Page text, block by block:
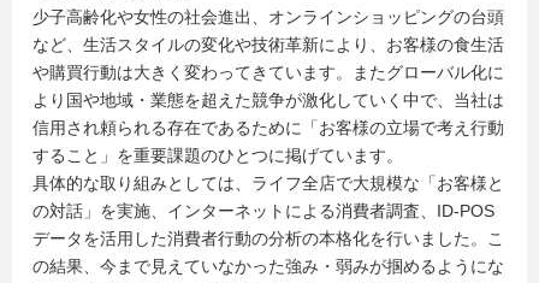
少子高齢化や女性の社会進出、オンラインショッピングの台頭
など、生活スタイルの変化や技術革新により、お客様の食生活
や購買行動は大きく変わってきています。またグローバル化に
より国や地域・業態を超えた競争が激化していく中で、当社は
信用され頼られる存在であるために「お客様の立場で考え行動
すること」を重要課題のひとつに掲げています。
具体的な取り組みとしては、ライフ全店で大規模な「お客様と
の対話」を実施、インターネットによる消費者調査、ID-POS
データを活用した消費者行動の分析の本格化を行いました。こ
の結果、今まで見えていなかった強み・弱みが掴めるようにな